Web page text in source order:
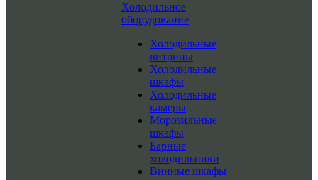
Холодильное
оборудование
Холодильные
витрины
Холодильные
шкафы
Холодильные
камеры
Морозильные
шкафы
Барные
холодильники
Винные шкафы